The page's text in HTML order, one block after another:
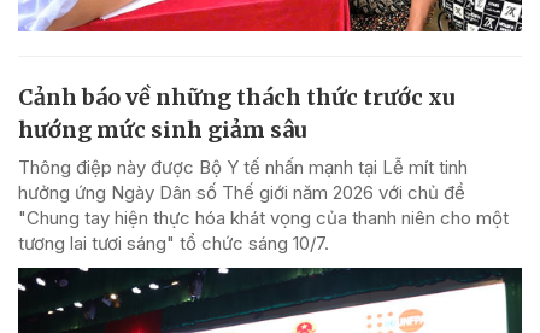
Cảnh báo về những thách thức trước xu
hướng mức sinh giảm sâu
Thông điệp này được Bộ Y tế nhấn mạnh tại Lễ mít tinh
hưởng ứng Ngày Dân số Thế giới năm 2026 với chủ đề
"Chung tay hiện thực hóa khát vọng của thanh niên cho một
tương lai tươi sáng" tổ chức sáng 10/7.